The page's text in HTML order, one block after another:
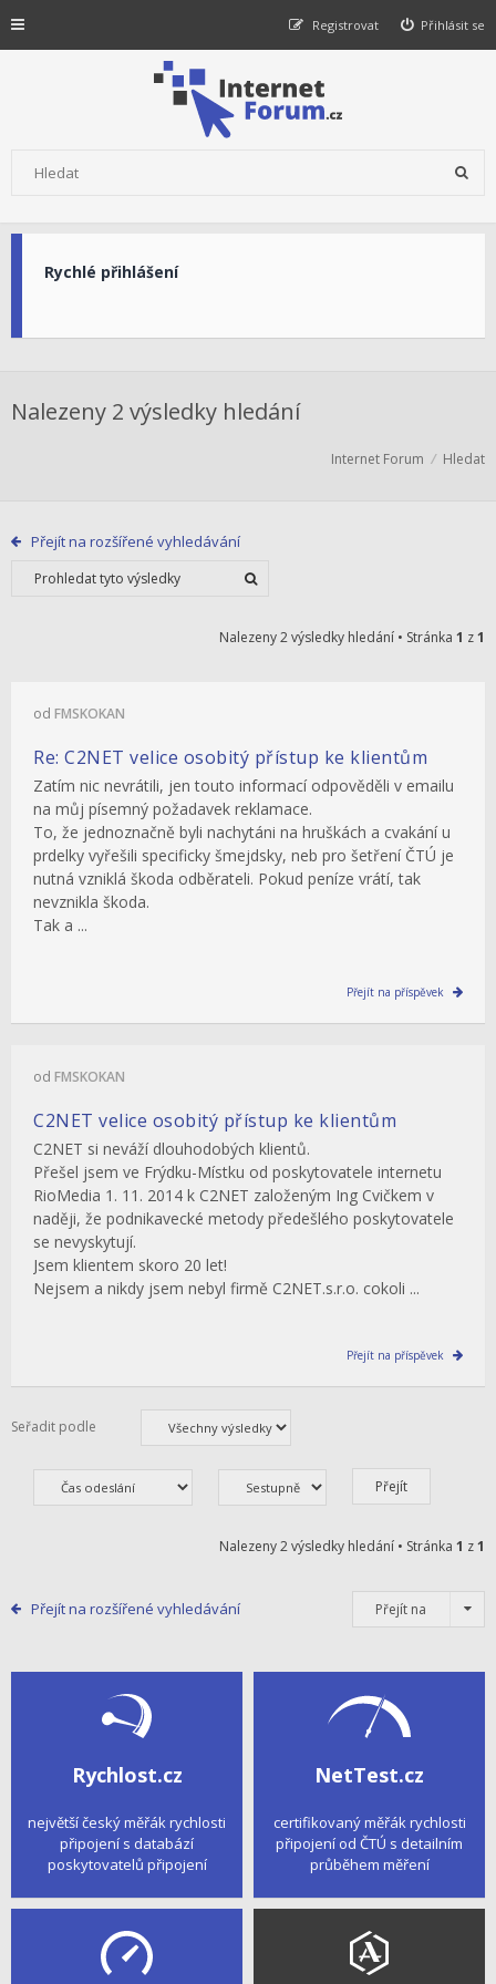
Přihlásit se
Registrovat
Rychlé přihlášení
Nalezeny 2 výsledky hledání
Internet Forum Hledat
Přejít na rozšířené vyhledávání
Nalezeny 2 výsledky hledání • Stránka 1 z1
od FMSKOKAN
Re: C2NET velice osobitý přístup ke klientům
Zatím nic nevrátili, jen touto informací odpověděli v emailu
na můj písemný požadavek reklamace.
To, že jednoznačně byli nachytáni na hruškách a cvakání u
prdelky vyřešili specificky šmejdsky, neb pro šetření ČTÚ je
nutná vzniklá škoda odběrateli. Pokud peníze vrátí, tak
nevznikla škoda.
Tak a ...
Přejít na příspěvek
od FMSKOKAN
C2NET velice osobitý přístup ke klientům
C2NET si neváží dlouhodobých klientů.
Přešel jsem ve Frýdku-Místku od poskytovatele internetu
RioMedia 1. 11. 2014 k C2NET založeným Ing Cvičkem v
naději, že podnikavecké metody předešlého poskytovatele
se nevyskytují.
Jsem klientem skoro 20 let!
Nejsem a nikdy jsem nebyl firmě C2NET.s.r.o. cokoli ...
Přejít na příspěvek
Seřadit podle
Nalezeny 2 výsledky hledání • Stránka 1 z1
Přejít na rozšířené vyhledávání Přejít na
Rychlost.cz
největší český měřák rychlosti
připojení s databází
poskytovatelů připojení
NetTest.cz
certifikovaný měřák rychlosti
připojení od ČTÚ s detailním
průběhem měření